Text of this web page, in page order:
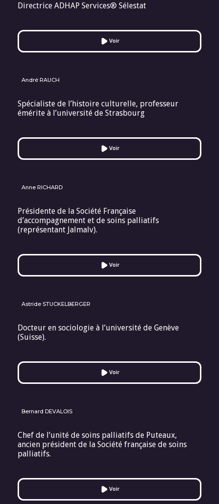
Directrice ADHAP Services® Sélestat
Voir
André RAUCH
Spécialiste de l’histoire culturelle, professeur
émérite à l’université de Strasbourg
Voir
Anne RICHARD
Présidente de la Société Française
d’accompagnement et de soins palliatifs
(représentant Jalmalv).
Voir
Astride STUCKELBERGER
Docteur en sociologie à l’université de Genève
(Suisse).
Voir
Bernard DEVALOIS
Chef de l’unité de soins palliatifs de Puteaux,
ancien président de la Société française de soins
palliatifs.
Voir